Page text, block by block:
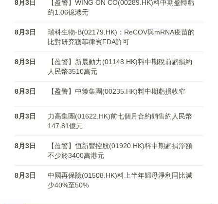
8月3日
【盈警】WING ON CO(00289.HK)料中期盈轉虧
約1.06億港元
8月3日
瑞科生物-B(02179.HK)：ReCOV與mRNA疫苗的
比對研究獲菲律賓FDA許可
8月3日
【盈警】新晨動力(01148.HK)料中期稅前虧損約
人民幣3510萬元
8月3日 【盈警】中策集團(00235.HK)料中期虧損收窄
8月3日
力高集團(01622.HK)前七個月合約銷售約人民幣
147.81億元
8月3日
【盈警】恒新豐控股(01920.HK)料中期虧損淨額
不少於3400萬港元
8月3日
中國再保險(01508.HK)料上半年歸母淨利同比減
少40%至50%